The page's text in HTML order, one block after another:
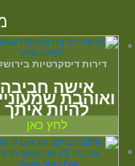
דירות דיסקרטיות
אישה חביבה
ואוהבת
להיות איתך
לחץ כאן